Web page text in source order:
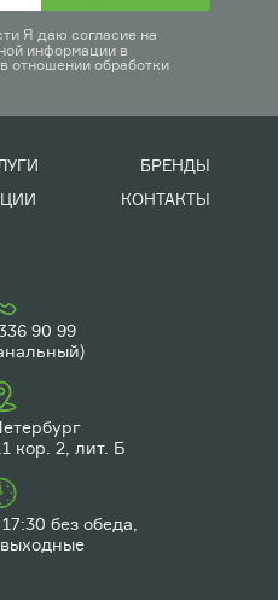
Я даю согласие на
информации в
отношении обработки
БРЕНДЫ
КОНТАКТЫ
90 99
кор. 2, лит. Б
без обеда,